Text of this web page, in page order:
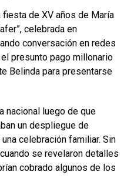
de XV años de María
celebrada en
conversación en redes
presunto pago millonario
Belinda para presentarse
nacional luego de que
un despliegue de
celebración familiar. Sin
se revelaron detalles
cobrado algunos de los